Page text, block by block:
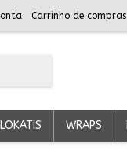
Carrinho de compras
WRAPS